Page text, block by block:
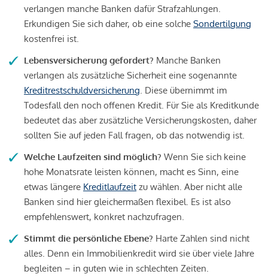
verlangen manche Banken dafür Strafzahlungen.
Erkundigen Sie sich daher, ob eine solche Sondertilgung
kostenfrei ist.
Lebensversicherung gefordert? Manche Banken
verlangen als zusätzliche Sicherheit eine sogenannte
Kreditrestschuldversicherung. Diese übernimmt im
Todesfall den noch offenen Kredit. Für Sie als Kreditkunde
bedeutet das aber zusätzliche Versicherungskosten, daher
sollten Sie auf jeden Fall fragen, ob das notwendig ist.
Welche Laufzeiten sind möglich? Wenn Sie sich keine
hohe Monatsrate leisten können, macht es Sinn, eine
etwas längere Kreditlaufzeit zu wählen. Aber nicht alle
Banken sind hier gleichermaßen flexibel. Es ist also
empfehlenswert, konkret nachzufragen.
Stimmt die persönliche Ebene? Harte Zahlen sind nicht
alles. Denn ein Immobilienkredit wird sie über viele Jahre
begleiten – in guten wie in schlechten Zeiten.